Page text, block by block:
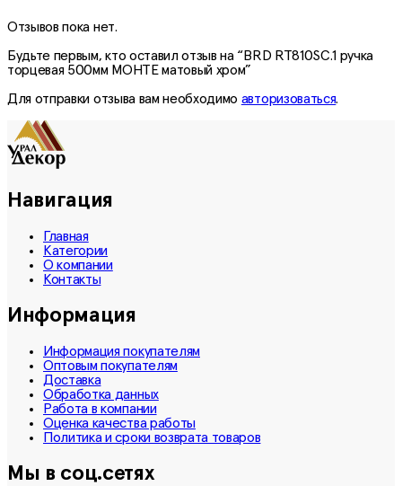
Отзывов пока нет.
Будьте первым, кто оставил отзыв на “BRD RT810SC.1 ручка
торцевая 500мм МОНТЕ матовый хром”
Для отправки отзыва вам необходимо авторизоваться.
Навигация
Главная
Категории
О компании
Контакты
Информация
Информация покупателям
Оптовым покупателям
Доставка
Обработка данных
Работа в компании
Оценка качества работы
Политика и сроки возврата товаров
Мы в соц.сетях